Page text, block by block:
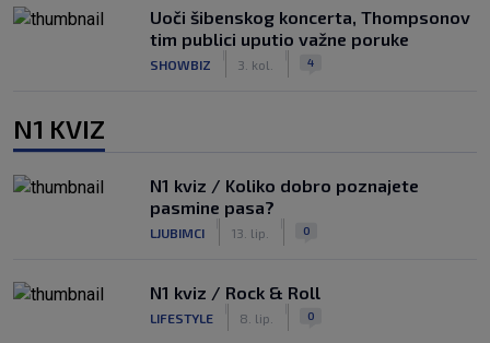
Uoči šibenskog koncerta, Thompsonov
tim publici uputio važne poruke
SHOWBIZ 3. kol. 4
N1 KVIZ
N1 kviz / Koliko dobro poznajete
pasmine pasa?
LJUBIMCI 13. lip. 0
N1 kviz / Rock & Roll
LIFESTYLE 8. lip. 0